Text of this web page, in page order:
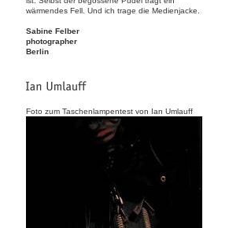
wärmendes Fell. Und ich trage die Medienjacke.
Sabine Felber
photographer
Berlin
Foto zum Taschenlampentest von Ian Umlauff